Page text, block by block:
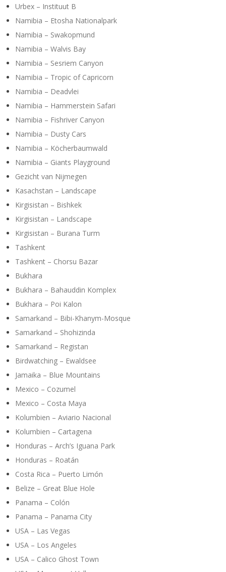
Urbex – Instituut B
Namibia – Etosha Nationalpark
Namibia – Swakopmund
Namibia – Walvis Bay
Namibia – Sesriem Canyon
Namibia – Tropic of Capricorn
Namibia – Deadvlei
Namibia – Hammerstein Safari
Namibia – Fishriver Canyon
Namibia – Dusty Cars
Namibia – Köcherbaumwald
Namibia – Giants Playground
Gezicht van Nijmegen
Kasachstan – Landscape
Kirgisistan – Bishkek
Kirgisistan – Landscape
Kirgisistan – Burana Turm
Tashkent
Tashkent – Chorsu Bazar
Bukhara
Bukhara – Bahauddin Komplex
Bukhara – Poi Kalon
Samarkand – Bibi-Khanym-Mosque
Samarkand – Shohizinda
Samarkand – Registan
Birdwatching – Ewaldsee
Jamaika – Blue Mountains
Mexico – Cozumel
Mexico – Costa Maya
Kolumbien – Aviario Nacional
Kolumbien – Cartagena
Honduras – Arch’s Iguana Park
Honduras – Roatán
Costa Rica – Puerto Limón
Belize – Great Blue Hole
Panama – Colón
Panama – Panama City
USA – Las Vegas
USA – Los Angeles
USA – Calico Ghost Town